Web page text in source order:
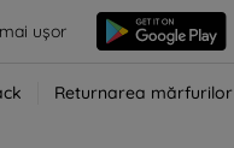
ușor
Returnarea mărfurilor